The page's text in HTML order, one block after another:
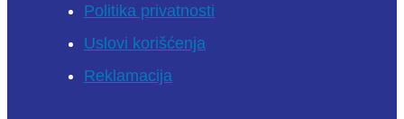
Politika privatnosti
Uslovi korišćenja
Reklamacija